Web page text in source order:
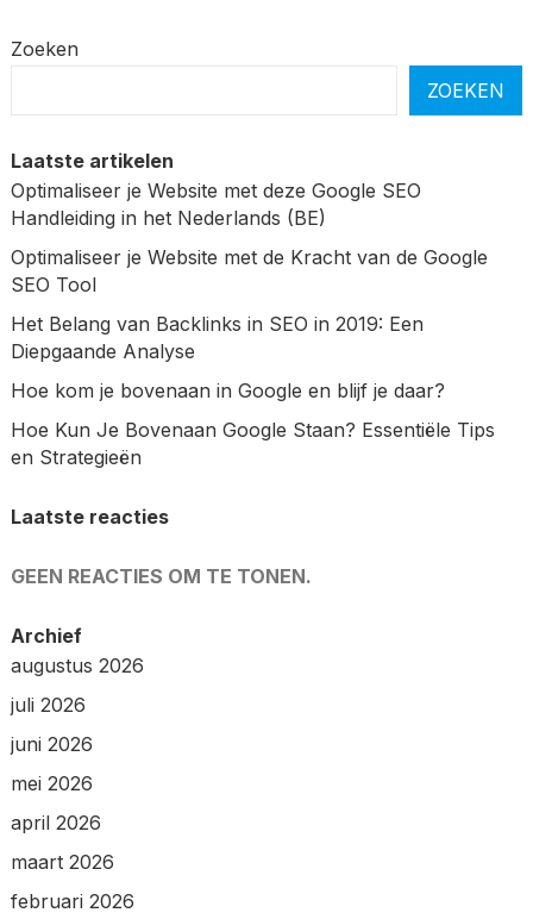
Zoeken
ZOEKEN
Laatste artikelen
Optimaliseer je Website met deze Google SEO
Handleiding in het Nederlands (BE)
Optimaliseer je Website met de Kracht van de Google
SEO Tool
Het Belang van Backlinks in SEO in 2019: Een
Diepgaande Analyse
Hoe kom je bovenaan in Google en blijf je daar?
Hoe Kun Je Bovenaan Google Staan? Essentiële Tips
en Strategieën
Laatste reacties
GEEN REACTIES OM TE TONEN.
Archief
augustus 2026
juli 2026
juni 2026
mei 2026
april 2026
maart 2026
februari 2026